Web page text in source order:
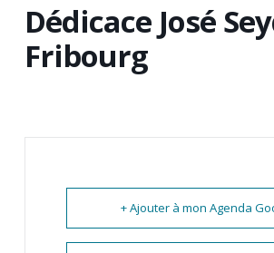
Dédicace José
Fribourg
+ Ajouter à mon Agenda